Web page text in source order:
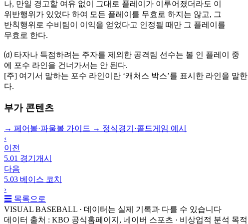
나, 만일 경고할 여유 없이 그대로 플레이가 이루어졌더라도 이
위반행위가 있었다 하여 모든 플레이를 무효로 하지는 않고, 그
반칙행위로 수비팀이 이익을 얻었다고 인정될 때만 그 플레이를
무효로 한다.
⒟ 타자나 득점하려는 주자를 제외한 공격팀 선수는 볼 인 플레이 중
에 포수 라인을 건너가서는 안 된다.
[주] 여기서 말하는 포수 라인이란 ‘캐처스 박스’를 표시한 라인을 말한
다.
부가 콘텐츠
→ 페어볼·파울볼 가이드 → 정식경기·콜드게임 예시
‹
이전
5.01 경기개시
다음
5.03 베이스 코치
›
☰ 목록으로
VISUAL BASEBALL · 데이터는 실제 기록과 다를 수 있습니다
데이터 출처 : KBO 공식홈페이지, 네이버 스포츠 · 비상업적 분석 목적